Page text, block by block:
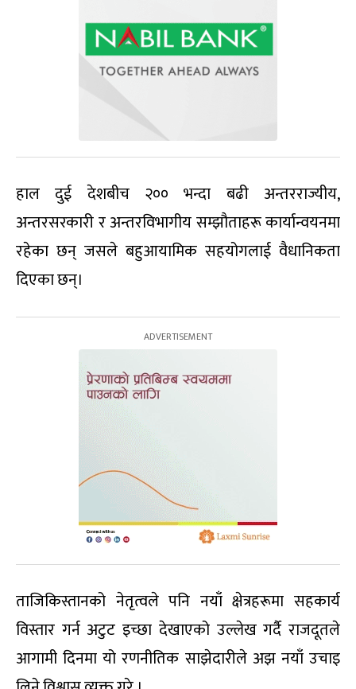
हाल दुई देशबीच २०० भन्दा बढी अन्तरराज्यीय,
अन्तरसरकारी र अन्तरविभागीय सम्झौताहरू कार्यान्वयनमा
रहेका छन् जसले बहुआयामिक सहयोगलाई वैधानिकता
दिएका छन्।
ताजिकिस्तानको नेतृत्वले पनि नयाँ क्षेत्रहरूमा सहकार्य
विस्तार गर्न अटुट इच्छा देखाएको उल्लेख गर्दै राजदूतले
आगामी दिनमा यो रणनीतिक साझेदारीले अझ नयाँ उचाइ